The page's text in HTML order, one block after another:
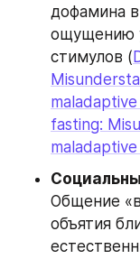
дофамина
ощущению
стимулов (
fasting:
Общение
объятия